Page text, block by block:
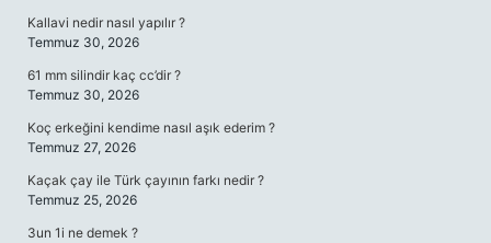
Kallavi nedir nasıl yapılır ?
Temmuz 30, 2026
61 mm silindir kaç cc’dir ?
Temmuz 30, 2026
Koç erkeğini kendime nasıl aşık ederim ?
Temmuz 27, 2026
Kaçak çay ile Türk çayının farkı nedir ?
Temmuz 25, 2026
3un 1i ne demek ?